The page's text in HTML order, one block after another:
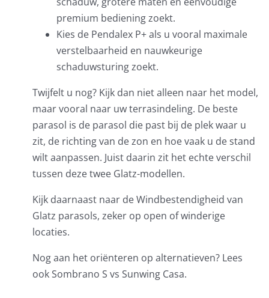
premium bediening zoekt.
Kies de Pendalex P+ als u vooral maximale
verstelbaarheid en nauwkeurige
schaduwsturing zoekt.
Twijfelt u nog? Kijk dan niet alleen naar het model,
maar vooral naar uw terrasindeling. De beste
parasol is de parasol die past bij de plek waar u
zit, de richting van de zon en hoe vaak u de stand
wilt aanpassen. Juist daarin zit het echte verschil
tussen deze twee Glatz-modellen.
Kijk daarnaast naar deWindbestendigheid van
Glatz parasols, zeker op open of winderige
locaties.
Nog aan het oriënteren op alternatieven? Lees
ookSombrano S vs Sunwing Casa.